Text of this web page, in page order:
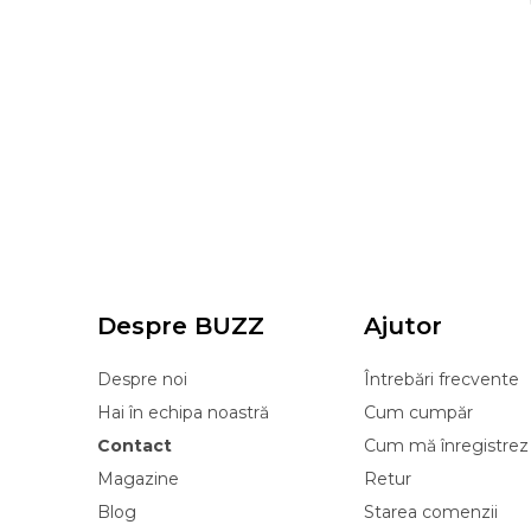
Despre BUZZ
Despre noi
Hai în echipa noastră
Contact
Magazine
Blog
Ajutor
Întrebări frecvente
Cum cumpăr
Cum mă înregistrez
Retur
Starea comenzii